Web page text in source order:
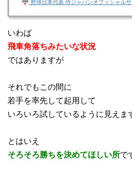
いわば
飛車角落ちみたいな状況
ではありますが
それでもこの間に
若手を率先して起用して
いろいろ試しているように見えま
とはいえ
そろそろ勝ちを決めてほしい所で